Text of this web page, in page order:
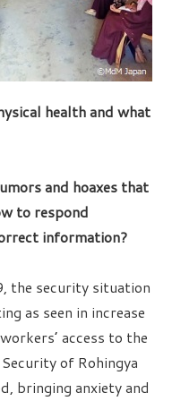
health and what
and hoaxes that
to respond
information?
the security situation
as seen in increase
access to the
of Rohingya
bringing anxiety and